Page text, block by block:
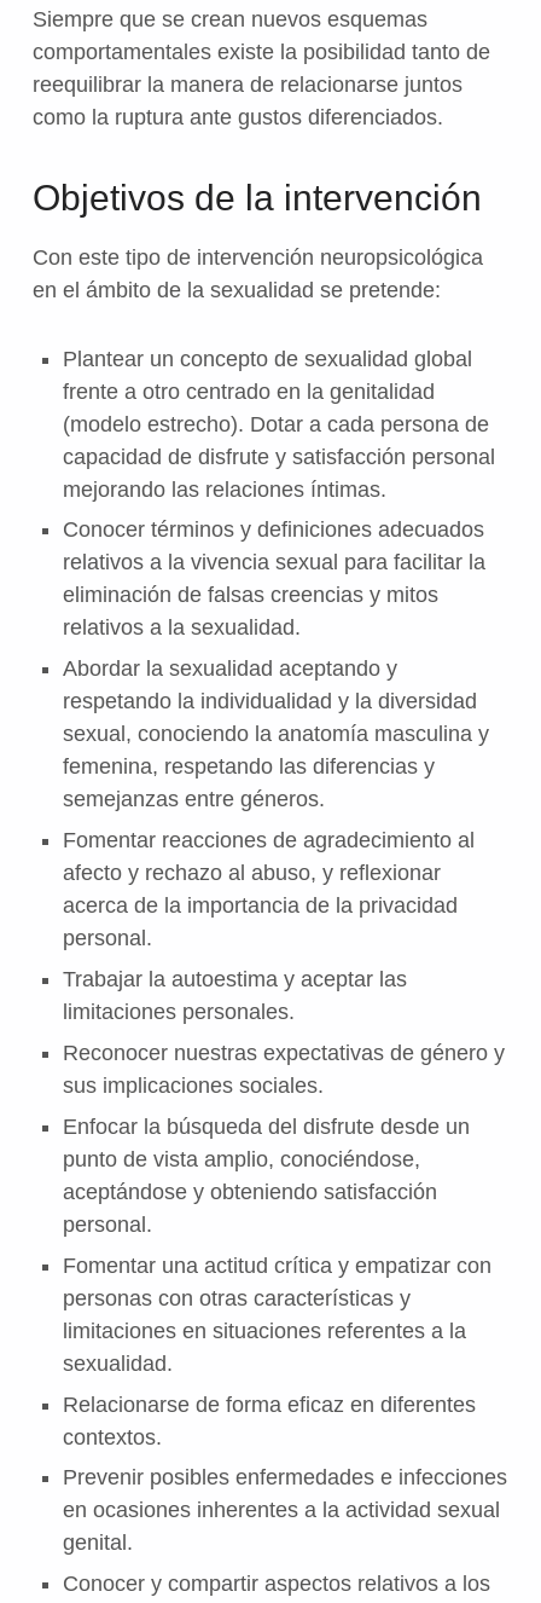
Siempre que se crean nuevos esquemas
comportamentales existe la posibilidad tanto de
reequilibrar la manera de relacionarse juntos
como la ruptura ante gustos diferenciados.
Objetivos de la intervención
Con este tipo de intervención neuropsicológica
en el ámbito de la sexualidad se pretende:
Plantear un concepto de sexualidad global
frente a otro centrado en la genitalidad
(modelo estrecho). Dotar a cada persona de
capacidad de disfrute y satisfacción personal
mejorando las relaciones íntimas.
Conocer términos y definiciones adecuados
relativos a la vivencia sexual para facilitar la
eliminación de falsas creencias y mitos
relativos a la sexualidad.
Abordar la sexualidad aceptando y
respetando la individualidad y la diversidad
sexual, conociendo la anatomía masculina y
femenina, respetando las diferencias y
semejanzas entre géneros.
Fomentar reacciones de agradecimiento al
afecto y rechazo al abuso, y reflexionar
acerca de la importancia de la privacidad
personal.
Trabajar la autoestima y aceptar las
limitaciones personales.
Reconocer nuestras expectativas de género y
sus implicaciones sociales.
Enfocar la búsqueda del disfrute desde un
punto de vista amplio, conociéndose,
aceptándose y obteniendo satisfacción
personal.
Fomentar una actitud crítica y empatizar con
personas con otras características y
limitaciones en situaciones referentes a la
sexualidad.
Relacionarse de forma eficaz en diferentes
contextos.
Prevenir posibles enfermedades e infecciones
en ocasiones inherentes a la actividad sexual
genital.
Conocer y compartir aspectos relativos a los